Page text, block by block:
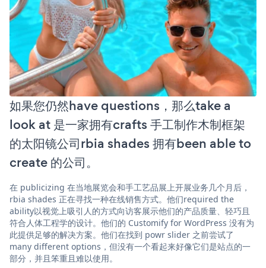
如果您仍然have questions，那么take a
look at 是一家拥有crafts 手工制作木制框架
的太阳镜公司rbia shades 拥有been able to
create 的公司。
在 publicizing 在当地展览会和手工艺品展上开展业务几个月后，
rbia shades 正在寻找一种在线销售方式。他们required the
ability以视觉上吸引人的方式向访客展示他们的产品质量、轻巧且
符合人体工程学的设计。他们的 Customify for WordPress 没有为
此提供足够的解决方案。他们在找到 powr slider 之前尝试了
many different options，但没有一个看起来好像它们是站点的一
部分，并且笨重且难以使用。